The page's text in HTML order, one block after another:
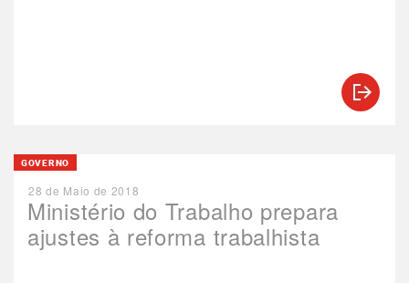
Ministério do Trabalho prepara
ajustes à reforma trabalhista
GOVERNO
28 de Maio de 2018